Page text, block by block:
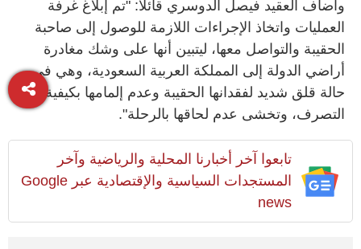
وأضاف العقيد فيصل الدوسري قائلاً: "تم إبلاغ غرفة
العمليات واتخاذ الإجراءات اللازمة للوصول إلى صاحبة
الحقيبة والتواصل معها، ليتبين أنها على وشك مغادرة
أراضي الدولة إلى المملكة العربية السعودية، وهي في
حالة قلق شديد لفقدانها الحقيبة وعدم إلمامها بكيفية
التصرف، وتخشى عدم لحاقها بالرحلة".
تابعوا آخر أخبارنا المحلية والرياضية وآخر
المستجدات السياسية والإقتصادية عبر Google
news